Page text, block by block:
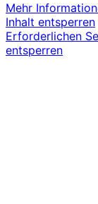
Mehr
Inhalt entsperren
Erforderlichen
entsperren